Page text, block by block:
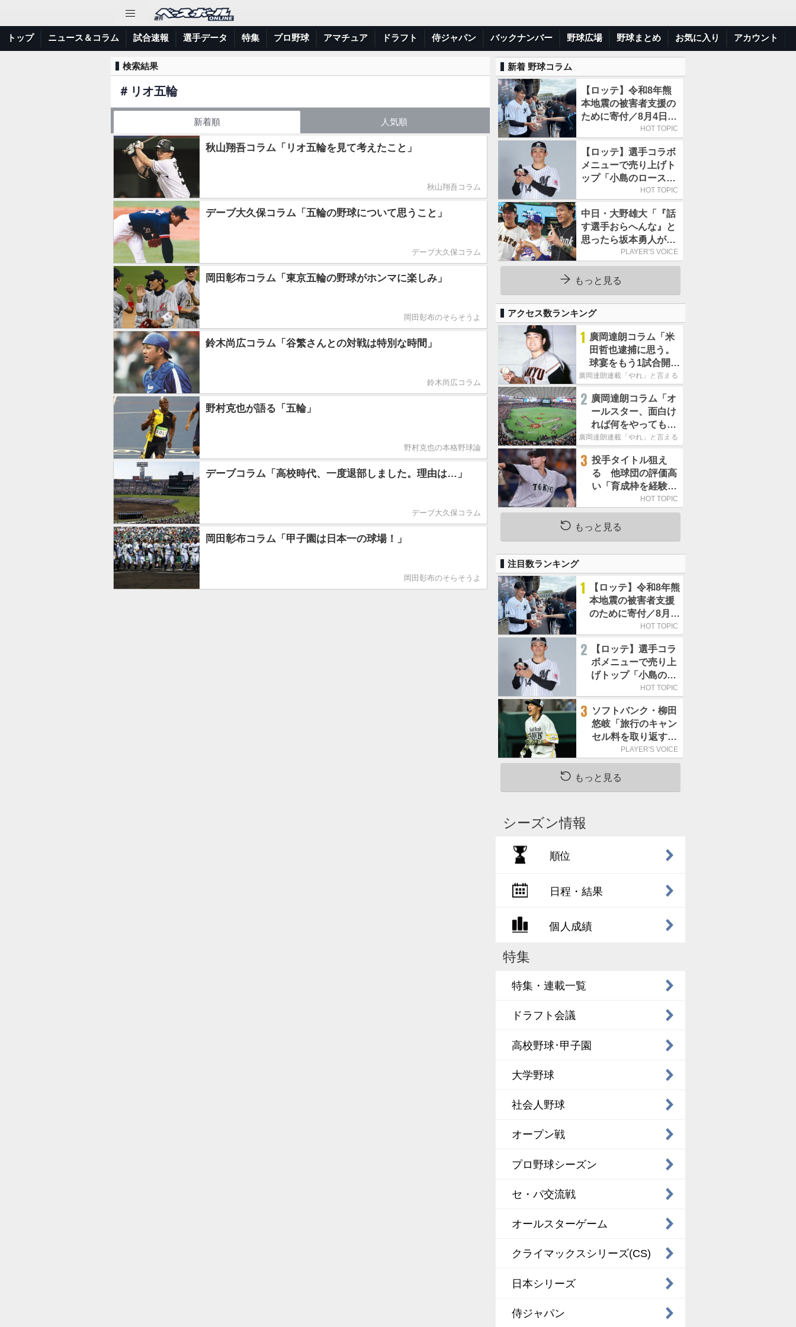
トップ ニュース＆コラム 試合速報 選手データ 特集 プロ野球 アマチュア ドラフト 侍ジャパン バックナンバー 野球広場 野球まとめ お気に入り アカウント
検索結果
＃ リオ五輪
新着順 人気順
秋山翔吾コラム「リオ五輪を見て考えたこと」
秋山翔吾コラム
デーブ大久保コラム「五輪の野球について思うこと」
デーブ大久保コラム
岡田彰布コラム「東京五輪の野球がホンマに楽しみ」
岡田彰布のそらそうよ
鈴木尚広コラム「谷繁さんとの対戦は特別な時間」
鈴木尚広コラム
野村克也が語る「五輪」
野村克也の本格野球論
デーブコラム「高校時代、一度退部しました。理由は…」
デーブ大久保コラム
岡田彰布コラム「甲子園は日本一の球場！」
岡田彰布のそらそうよ
新着 野球コラム
【ロッテ】令和8年熊
本地震の被害者支援の
ために寄付／8月4日に
は選手たちが募金箱を
HOT TOPIC
【ロッテ】選手コラボ
メニューで売り上げト
ップ「小島のロースト
ビーフ丼」が4年連続
HOT TOPIC
中日・大野雄大「『話
す選手おらへんな』と
思ったら坂本勇人が来
た！」／オールスター
PLAYER'S VOICE
もっと見る
アクセス数ランキング
1 廣岡達朗コラム「米
田哲也逮捕に思う。
球宴をもう1試合開催
でOB救済を」
廣岡達朗連載「やれ」と言える信念
2 廣岡達朗コラム「オ
ールスター、面白け
れば何をやってもい
いという発想は大間
廣岡達朗連載「やれ」と言える信念
3 投手タイトル狙え
る 他球団の評価高
い「育成枠を経験し
た巨人の左腕」は
HOT TOPIC
もっと見る
注目数ランキング
1
【ロッテ】令和8年熊
本地震の被害者支援
のために寄付／8月4
日には選手たちが募
立つ
HOT TOPIC
2
【ロッテ】選手コラ
ボメニューで売り上
げトップ「小島のロ
ーストビーフ丼」が4
HOT TOPIC
3 ソフトバンク・柳田
悠岐「旅行のキャン
セル料を取り返すつ
もりで出場しました
(笑)」／オールスター
PLAYER'S VOICE
もっと見る
シーズン情報
順位
日程・結果
個人成績
特集
特集・連載一覧
ドラフト会議
高校野球･甲子園
大学野球
社会人野球
オープン戦
プロ野球シーズン
セ・パ交流戦
オールスターゲーム
クライマックスシリーズ(CS)
日本シリーズ
侍ジャパン